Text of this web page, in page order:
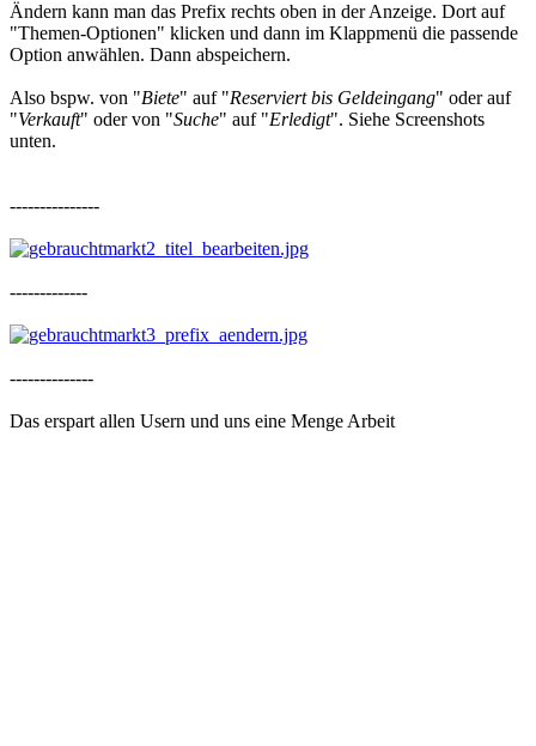
Ändern kann man das Prefix rechts oben in der Anzeige. Dort auf
"Themen-Optionen" klicken und dann im Klappmenü die passende
Option anwählen. Dann abspeichern.
Also bspw. von "Biete" auf "Reserviert bis Geldeingang" oder auf
"Verkauft" oder von "Suche" auf "Erledigt". Siehe Screenshots
unten.
---------------
-------------
--------------
Das erspart allen Usern und uns eine Menge Arbeit